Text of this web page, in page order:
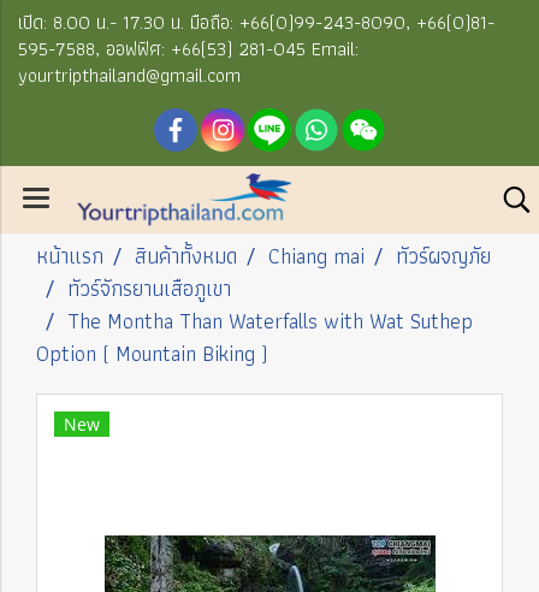
เปิด: 8.00 น.- 17.30 น. มือถือ: +66(0)99-243-8090, +66(0)81-
595-7588, ออฟฟิศ: +66(53) 281-045 Email:
yourtripthailand@gmail.com
หน้าแรก สินค้าทั้งหมด Chiang mai
ทัวร์ผจญภัย
ทัวร์จักรยานเสือภูเขา
The Montha Than Waterfalls with Wat Suthep
Option ( Mountain Biking )
New